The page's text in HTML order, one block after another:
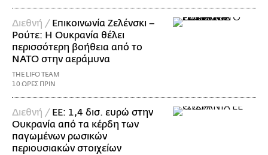
Διεθνή / Επικοινωνία Ζελένσκι –
Ρούτε: Η Ουκρανία θέλει
περισσότερη βοήθεια από το
ΝΑΤΟ στην αεράμυνα
THE LIFO TEAM
10 ΩΡΕΣ ΠΡΙΝ
Διεθνή / ΕΕ: 1,4 δισ. ευρώ στην
Ουκρανία από τα κέρδη των
παγωμένων ρωσικών
περιουσιακών στοιχείων